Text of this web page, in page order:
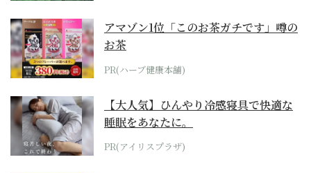
アマゾン1位「このお茶ガチです」噂の
お茶
PR(ハーブ健康本舗)
【大人気】ひんやり冷感寝具で快適な
睡眠をあなたに。
PR(アイリスプラザ)